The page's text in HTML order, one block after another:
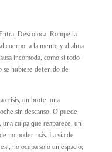
Descoloca. Rompe la
cuerpo, a la mente y al alma
incómoda, como si todo
hubiese detenido de
crisis, un brote, una
sin descanso. O puede
culpa que reaparece, un
no poder más. La vía de
no ocupa solo un espacio;